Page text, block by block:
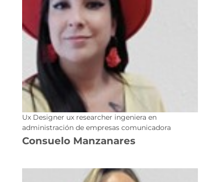
Ux Designer ux researcher ingeniera en
administración de empresas comunicadora
Consuelo Manzanares